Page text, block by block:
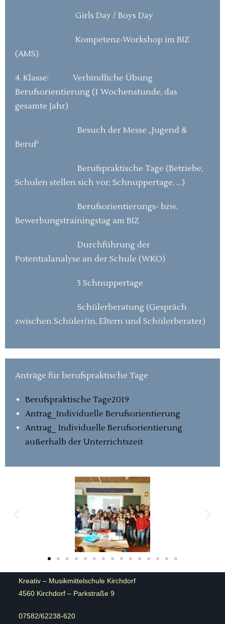
Girls Day / Boys Day
Kompetenz-Workshop im BIZ
(AMS)
4. Klasse: Verbindliche Übung
Berufsorientierung (1 Wochenstunde, das
gesamte Jahr)
Besuch der Messe „Jugend &
Beruf“
Berufspraktische Tage (Betriebe,
Schulen stellen sich vor; Schnuppertage, …)
Berufsorientierungs- bzw.
Bewerbungstrainingstag am BIZ
Durchführung der
Potentialanalyse an der Schule (WKO)
5 Schnuppertage
Schülerberatung (Gespräch
zwischen Schüler/in, Eltern und Schülerberater)
Anträge für berufspraktische Tage
Berufspraktische Tage2019
Antrag_Individuelle Berufsorientierung
Antrag_ Individuelle Berufsorientierung
außerhalb der Unterrichtszeit
Kreativ – Musikmittelschule Kirchdorf
4560 Kirchdorf – Parkstraße 9
07582/62238-620